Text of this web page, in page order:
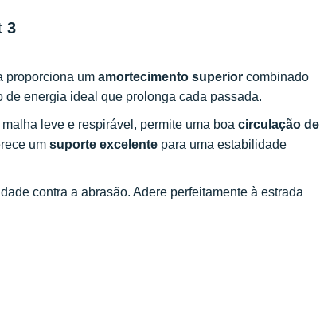
3
proporciona um amortecimento superior combinado
de energia ideal que prolonga cada passada.
leve e respirável, permite uma boa circulação de
um suporte excelente para uma estabilidade
contra a abrasão. Adere perfeitamente à estrada